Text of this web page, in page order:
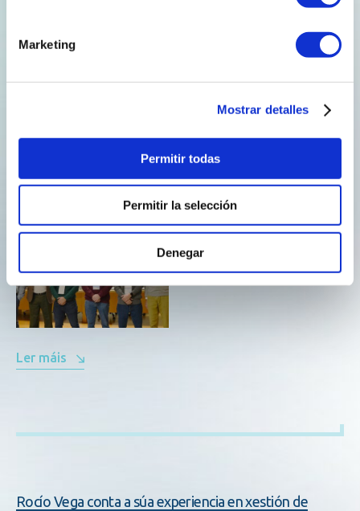
Marketing
Mostrar detalles
Permitir todas
Permitir la selección
Denegar
sostible de H2V
A Escola Superior de Enxeñaría Informática da
Universidade de Vigo, coas súas instalacións ubicadas
no Campus da Au...
Ler máis
Rocío Vega conta a súa experiencia en xestión de